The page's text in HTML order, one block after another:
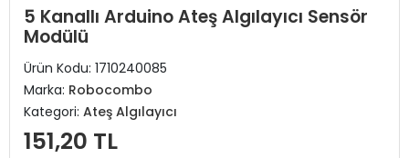
5 Kanallı Arduino Ateş Algılayıcı Sensör
Modülü
Ürün Kodu: 1710240085
Marka: Robocombo
Kategori: Ateş Algılayıcı
151,20 TL